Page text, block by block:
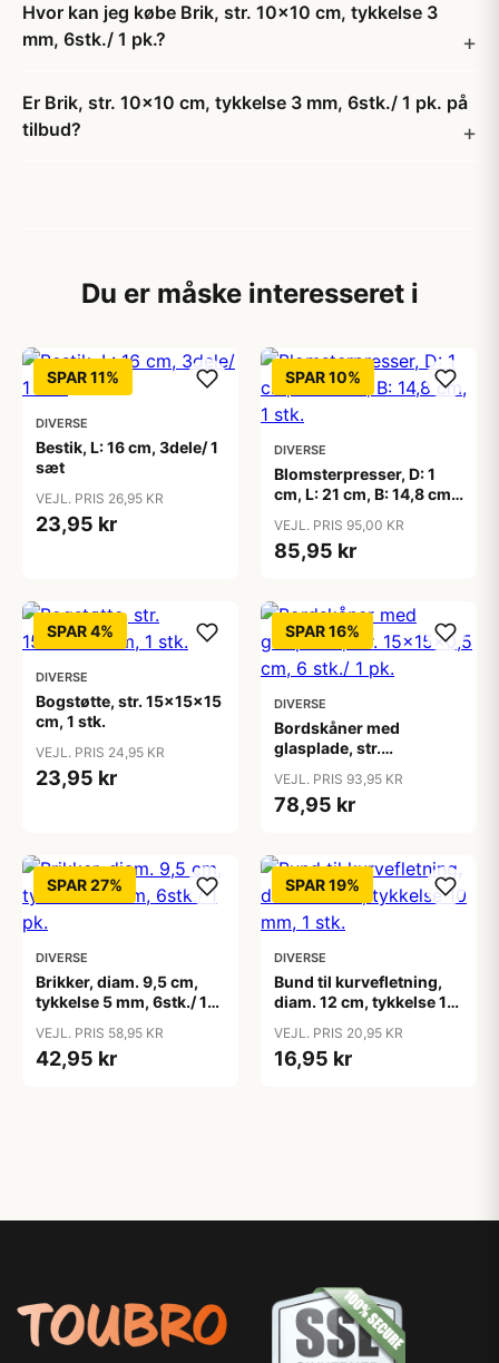
Hvor kan jeg købe Brik, str. 10x10 cm, tykkelse 3
mm, 6stk./ 1 pk.?
Er Brik, str. 10x10 cm, tykkelse 3 mm, 6stk./ 1 pk. på
tilbud?
Du er måske interesseret i
SPAR 11%
DIVERSE
Bestik, L: 16 cm, 3dele/ 1
sæt
VEJL. PRIS 26,95 KR
23,95 kr
SPAR 10%
DIVERSE
Blomsterpresser, D: 1
cm, L: 21 cm, B: 14,8 cm,
VEJL. PRIS 95,00 KR
85,95 kr
SPAR 4%
DIVERSE
Bogstøtte, str. 15x15x15
cm, 1 stk.
VEJL. PRIS 24,95 KR
23,95 kr
SPAR 16%
DIVERSE
Bordskåner med
glasplade, str.
pk.
VEJL. PRIS 93,95 KR
78,95 kr
SPAR 27%
DIVERSE
Brikker, diam. 9,5 cm,
tykkelse 5 mm, 6stk./ 1
VEJL. PRIS 58,95 KR
42,95 kr
SPAR 19%
DIVERSE
Bund til kurvefletning,
diam. 12 cm, tykkelse 10
VEJL. PRIS 20,95 KR
16,95 kr